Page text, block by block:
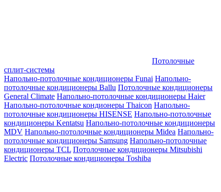
Потолочные
сплит-системы
Напольно-потолочные кондиционеры Funai Напольно-
потолочные кондиционеры Ballu Потолочные кондиционеры
General Climate Напольно-потолочные кондиционеры Haier
Напольно-потолочные кондионеры Thaicon Напольно-
потолочные кондиционеры HISENSE Напольно-потолочные
кондиционеры Kentatsu Напольно-потолочные кондиционеры
MDV Напольно-потолочные кондиционеры Midea Напольно-
потолочные кондиционеры Samsung Напольно-потолочные
кондиционеры TCL Потолочные кондиционеры Mitsubishi
Electric Потолочные кондиционеры Toshiba